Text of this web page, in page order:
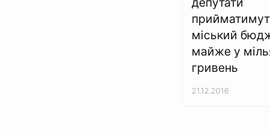
міський
майже у
гривень
21.12.2016